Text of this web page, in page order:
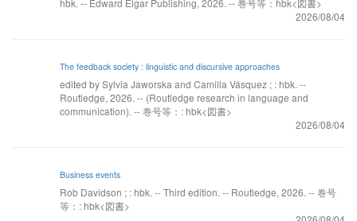
hbk. -- Edward Elgar Publishing, 2026. -- 巻号等：hbk<図書>
2026/08/04
The feedback society : linguistic and discursive approaches
edited by Sylvia Jaworska and Camilla Vásquez ; : hbk. --
Routledge, 2026. -- (Routledge research in language and
communication). -- 巻号等：: hbk<図書>
2026/08/04
Business events
Rob Davidson ; : hbk. -- Third edition. -- Routledge, 2026. -- 巻号
等：: hbk<図書>